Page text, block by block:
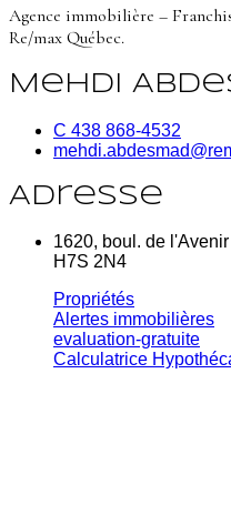
Agence immobilière –
Re/max Québec.
Mehdi
C 438 868-4532
Adresse
1620, boul. de
H7S 2N4
Propriétés
Alertes immobilières
evaluation-gratuite
Calculatrice